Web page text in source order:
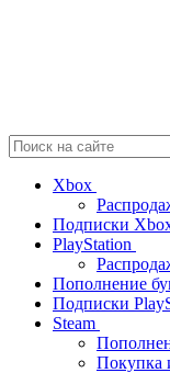
Xbox
Подписки
PlayStation
Пополнение
Подписки
Steam
Покупка